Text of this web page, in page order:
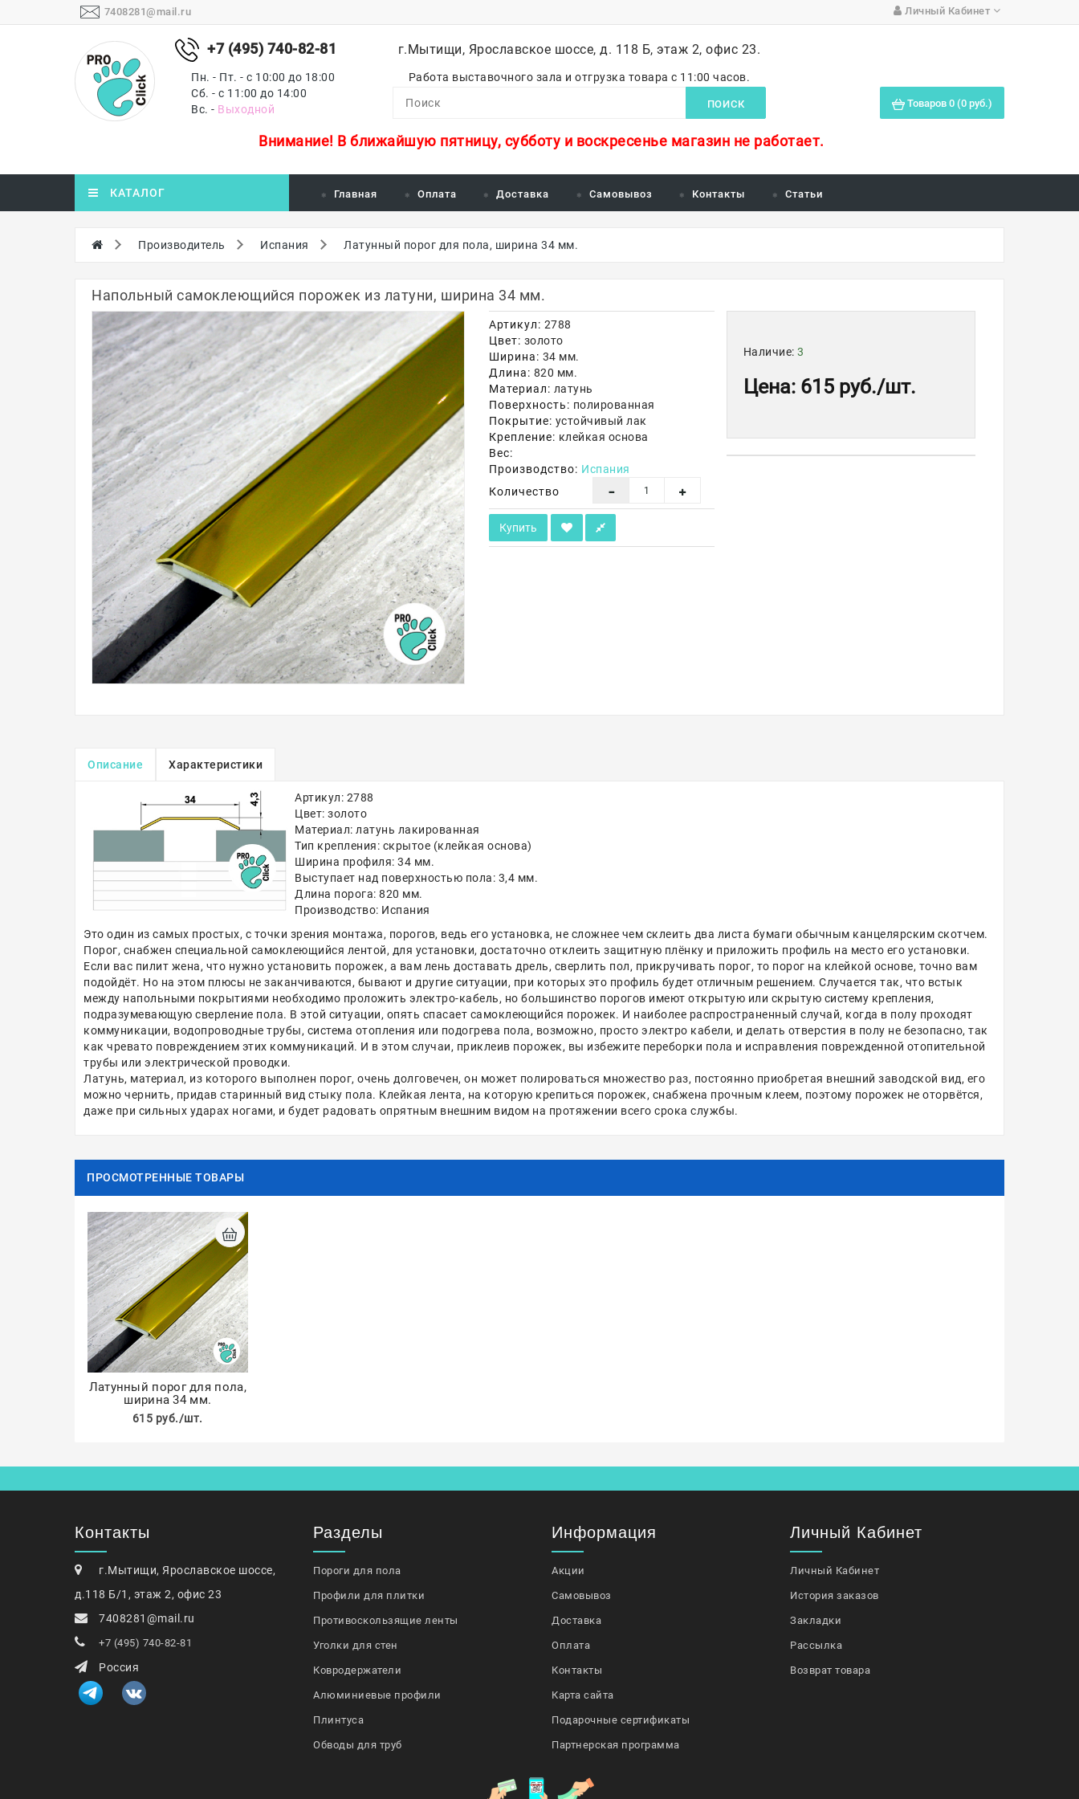
7408281@mail.ru Личный Кабинет
+7 (495) 740-82-81
Пн. - Пт. - с 10:00 до 18:00
Сб. - с 11:00 до 14:00
Вс. - Выходной
г.Мытищи, Ярославское шоссе, д. 118 Б, этаж 2, офис 23.
Работа выставочного зала и отгрузка товара с 11:00 часов.
ПОИСК Товаров 0 (0 руб.)
Внимание! В ближайшую пятницу, субботу и воскресенье магазин не работает.
КАТАЛОГ Главная Оплата Доставка Самовывоз Контакты Статьи
Производитель Испания Латунный порог для пола, ширина 34 мм.
Напольный самоклеющийся порожек из латуни, ширина 34 мм.
Артикул: 2788
Цвет: золото
Ширина: 34 мм.
Длина: 820 мм.
Материал: латунь
Поверхность: полированная
Покрытие: устойчивый лак
Крепление: клейкая основа
Вес:
Производство: Испания
Количество
Купить
Наличие: 3
Цена: 615 руб./шт.
Описание Характеристики
Артикул: 2788
Цвет: золото
Материал: латунь лакированная
Тип крепления: скрытое (клейкая основа)
Ширина профиля: 34 мм.
Выступает над поверхностью пола: 3,4 мм.
Длина порога: 820 мм.
Производство: Испания
Это один из самых простых, с точки зрения монтажа, порогов, ведь его установка, не сложнее чем склеить два листа бумаги обычным канцелярским скотчем.
Порог, снабжен специальной самоклеющийся лентой, для установки, достаточно отклеить защитную плёнку и приложить профиль на место его установки.
Если вас пилит жена, что нужно установить порожек, а вам лень доставать дрель, сверлить пол, прикручивать порог, то порог на клейкой основе, точно вам
подойдёт. Но на этом плюсы не заканчиваются, бывают и другие ситуации, при которых это профиль будет отличным решением. Случается так, что встык
между напольными покрытиями необходимо проложить электро-кабель, но большинство порогов имеют открытую или скрытую систему крепления,
подразумевающую сверление пола. В этой ситуации, опять спасает самоклеющийся порожек. И наиболее распространенный случай, когда в полу проходят
коммуникации, водопроводные трубы, система отопления или подогрева пола, возможно, просто электро кабели, и делать отверстия в полу не безопасно, так
как чревато повреждением этих коммуникаций. И в этом случаи, приклеив порожек, вы избежите переборки пола и исправления поврежденной отопительной
трубы или электрической проводки.
Латунь, материал, из которого выполнен порог, очень долговечен, он может полироваться множество раз, постоянно приобретая внешний заводской вид, его
можно чернить, придав старинный вид стыку пола. Клейкая лента, на которую крепиться порожек, снабжена прочным клеем, поэтому порожек не оторвётся,
даже при сильных ударах ногами, и будет радовать опрятным внешним видом на протяжении всего срока службы.
ПРОСМОТРЕННЫЕ ТОВАРЫ
Латунный порог для пола,
ширина 34 мм.
615 руб./шт.
Контакты
г.Мытищи, Ярославское шоссе,
д.118 Б/1, этаж 2, офис 23
7408281@mail.ru
+7 (495) 740-82-81
Россия
Разделы
Пороги для пола
Профили для плитки
Противоскользящие ленты
Уголки для стен
Ковродержатели
Алюминиевые профили
Плинтуса
Обводы для труб
Информация
Акции
Самовывоз
Доставка
Оплата
Контакты
Карта сайта
Подарочные сертификаты
Партнерская программа
Личный Кабинет
Личный Кабинет
История заказов
Закладки
Рассылка
Возврат товара